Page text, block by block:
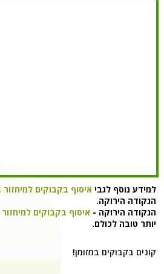
למידע נוסף לגבי איסוף בקבוקים למיחזור
הנקודה הירוקה.
הנקודה הירוקה - איסוף בקבוקים
יותר טובה לכולם.
קונים בקבוקים במזומן!